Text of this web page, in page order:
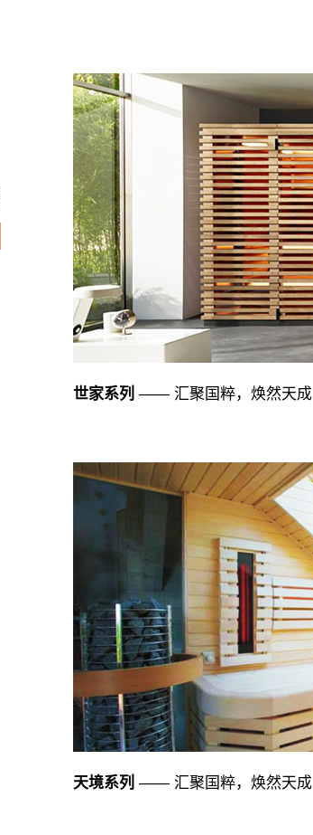
世家系列 —— 汇聚国粹，焕然天成
天境系列 —— 汇聚国粹，焕然天成